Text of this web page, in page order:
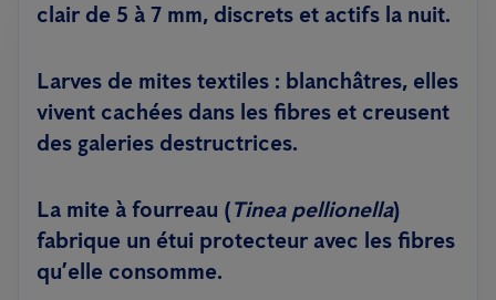
clair de 5 à 7 mm, discrets et actifs la nuit.
Larves de mites textiles : blanchâtres, elles
vivent cachées dans les fibres et creusent
des galeries destructrices.
La mite à fourreau (Tinea pellionella)
fabrique un étui protecteur avec les fibres
qu’elle consomme.